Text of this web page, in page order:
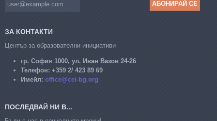
ЗА КОНТАКТИ
Център за образователни инициативи
гр. София 1000, ул. Иван Вазов 24-26
Телефон: +359 2/ 423 89 69
Имейл: office@cei-bg.org
ПОСЛЕДВАЙ НИ В...